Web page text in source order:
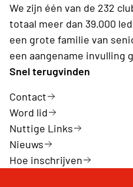
We zijn één van de 232
totaal meer dan 39.000
een grote familie van
een aangename invulling
Snel terugvinden
Contact
Word lid
Nuttige Links
Nieuws
Hoe inschrijven